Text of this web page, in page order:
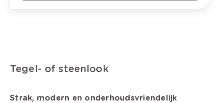
Tegel- of steenlook
Strak, modern en onderhoudsvriendelijk